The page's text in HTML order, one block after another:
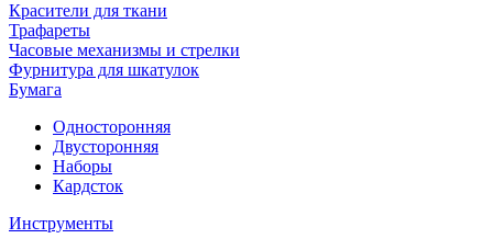
Красители для ткани
Трафареты
Часовые механизмы и стрелки
Фурнитура для шкатулок
Бумага
Односторонняя
Двусторонняя
Наборы
Кардсток
Инструменты